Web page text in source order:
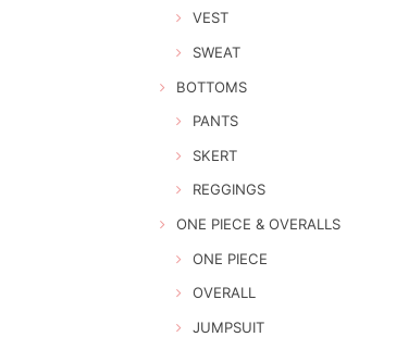
VEST
SWEAT
BOTTOMS
PANTS
SKERT
REGGINGS
ONE PIECE & OVERALLS
ONE PIECE
OVERALL
JUMPSUIT